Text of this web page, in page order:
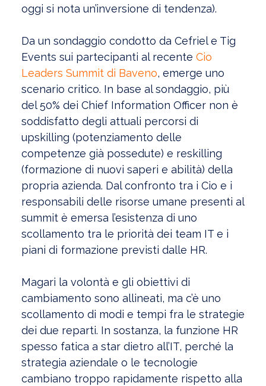
oggi si nota un’inversione di tendenza).
Da un sondaggio condotto da Cefriel e Tig
Events sui partecipanti al recente Cio
Leaders Summit di Baveno, emerge uno
scenario critico. In base al sondaggio, più
del 50% dei Chief Information Officer non è
soddisfatto degli attuali percorsi di
upskilling (potenziamento delle
competenze già possedute) e reskilling
(formazione di nuovi saperi e abilità) della
propria azienda. Dal confronto tra i Cio e i
responsabili delle risorse umane presenti al
summit è emersa l’esistenza di uno
scollamento tra le priorità dei team IT e i
piani di formazione previsti dalle HR.
Magari la volontà e gli obiettivi di
cambiamento sono allineati, ma c’è uno
scollamento di modi e tempi fra le strategie
dei due reparti. In sostanza, la funzione HR
spesso fatica a star dietro all’IT, perché la
strategia aziendale o le tecnologie
cambiano troppo rapidamente rispetto alla